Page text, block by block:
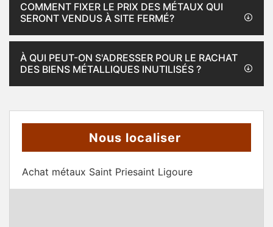
COMMENT FIXER LE PRIX DES MÉTAUX QUI
SERONT VENDUS À SITE FERMÉ?
À QUI PEUT-ON S'ADRESSER POUR LE RACHAT
DES BIENS MÉTALLIQUES INUTILISÉS ?
Nous localiser
Achat métaux Saint Priesaint Ligoure